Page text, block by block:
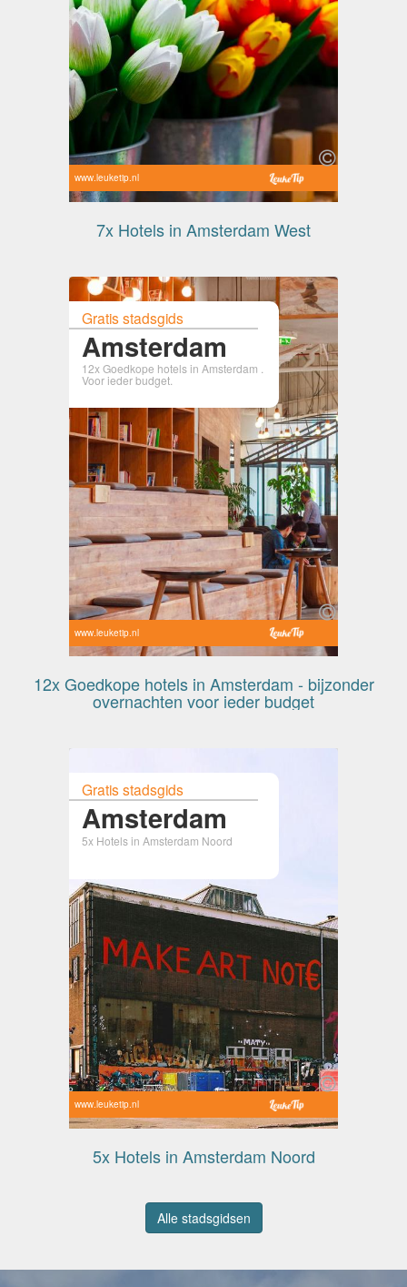
www.leuketip.nl
7x Hotels in Amsterdam West
Gratis stadsgids
Amsterdam
12x Goedkope hotels in Amsterdam .
Voor ieder budget.
www.leuketip.nl
12x Goedkope hotels in Amsterdam - bijzonder
overnachten voor ieder budget
Gratis stadsgids
Amsterdam
5x Hotels in Amsterdam Noord
www.leuketip.nl
5x Hotels in Amsterdam Noord
Alle stadsgidsen